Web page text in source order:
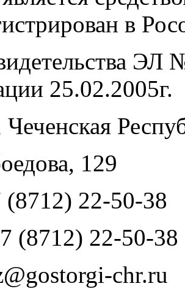
в
25.02.2005г.
129
(8712) 22-50-38
(8712) 22-50-38
chr.ru